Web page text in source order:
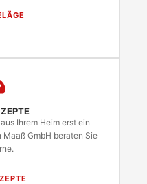
Ihrem Heim erst ein
Maaß GmbH beraten Sie